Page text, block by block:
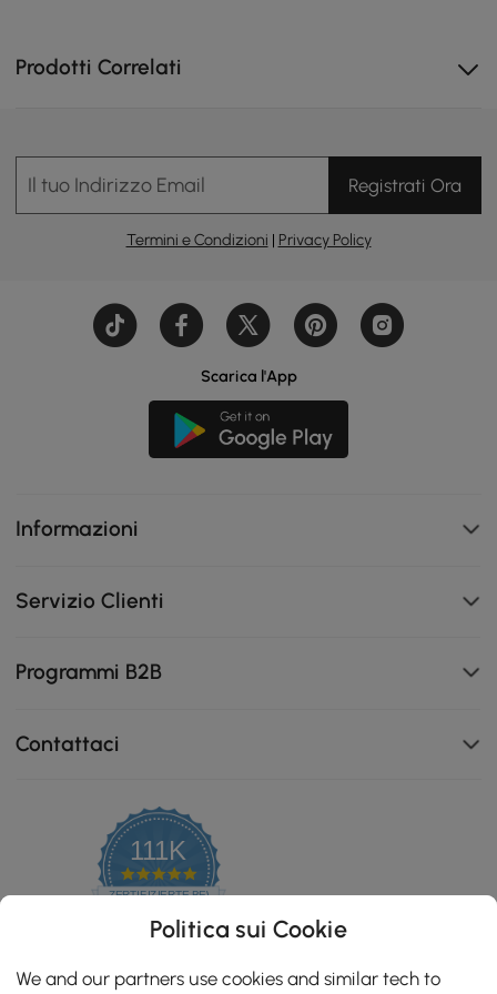
qualsiasi umore, occasione o spazio
Prodotti Correlati
Il tuo Indirizzo Email Registrati Ora
Termini e Condizioni | Privacy Policy
Scarica l'App
Informazioni
Servizio Clienti
Programmi B2B
Contattaci
111K
4.8
star
ZERTIFIZIERTE BEWERTUNGEN
Politica sui Cookie
We and our partners use cookies and similar tech to